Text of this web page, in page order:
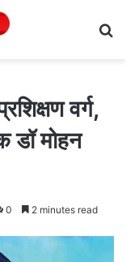
वर्ग,
मोहन
0 2 minutes read